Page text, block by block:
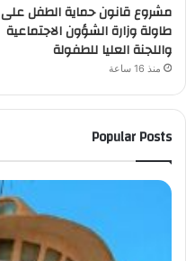
مشروع قانون حماية الطفل على
طاولة وزارة الشؤون الاجتماعية
واللجنة العليا للطفولة
منذ 16 ساعة
Popular Posts